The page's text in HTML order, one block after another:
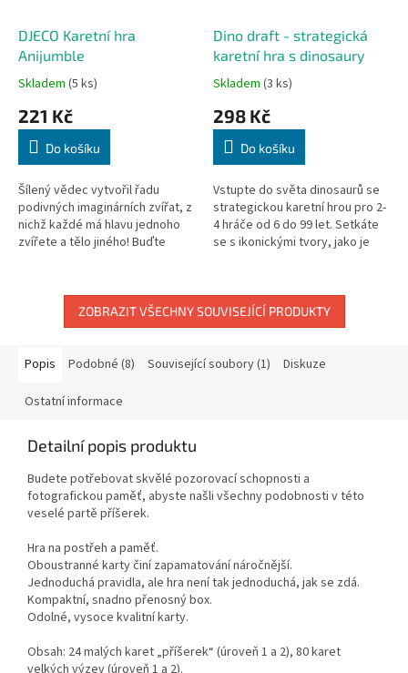
DJECO Karetní hra
Anijumble
Skladem (5 ks)
221 Kč
Do košíku
Šílený vědec vytvořil řadu
podivných imaginárních zvířat, z
nichž každé má hlavu jednoho
zvířete a tělo jiného! Buďte
Dino draft - strategická
karetní hra s dinosaury
Skladem (3 ks)
298 Kč
Do košíku
Vstupte do světa dinosaurů se
strategickou karetní hrou pro 2-
4 hráče od 6 do 99 let. Setkáte
se s ikonickými tvory, jako je
ZOBRAZIT VŠECHNY SOUVISEJÍCÍ PRODUKTY
Popis Podobné (8) Související soubory (1) Diskuze
Ostatní informace
Detailní popis produktu
Budete potřebovat skvělé pozorovací schopnosti a
fotografickou paměť, abyste našli všechny podobnosti v této
veselé partě příšerek.
Hra na postřeh a paměť.
Oboustranné karty činí zapamatování náročnější.
Jednoduchá pravidla, ale hra není tak jednoduchá, jak se zdá.
Kompaktní, snadno přenosný box.
Odolné, vysoce kvalitní karty.
Obsah: 24 malých karet „příšerek“ (úroveň 1 a 2), 80 karet
velkých výzev (úroveň 1 a 2).